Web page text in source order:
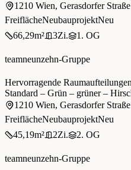
1210 Wien, Gerasdorfer
FreiflächeNeubauprojektNeu
66,29m² 3Zi. 1. OG
teamneunzehn-Gruppe
Hervorragende
Standard – Grün – grüner –
1210 Wien, Gerasdorfer
FreiflächeNeubauprojektNeu
45,19m² 2Zi. 2. OG
teamneunzehn-Gruppe